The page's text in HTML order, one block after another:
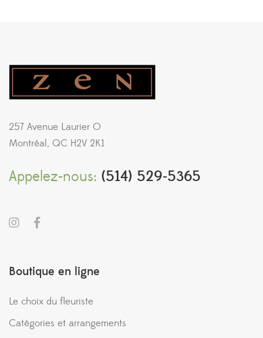
257 Avenue Laurier O
Montréal, QC H2V 2K1
Appelez-nous: (514) 529-5365
Boutique en ligne
Le choix du fleuriste
Catégories et arrangements